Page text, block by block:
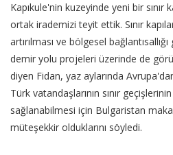
Kapıkule'nin kuzeyinde yeni bir sınır
ortak irademizi teyit ettik. Sınır
artırılması ve bölgesel
demir yolu projeleri üzerinde de
diyen Fidan, yaz aylarında
Türk vatandaşlarının sınır
sağlanabilmesi için Bulgaristan
müteşekkir olduklarını söyledi.